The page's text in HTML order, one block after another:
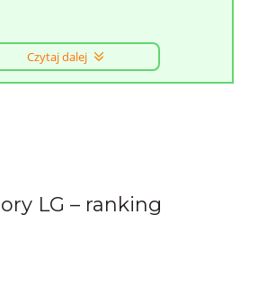
Czytaj dalej
LG – ranking